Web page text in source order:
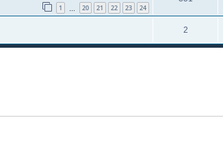
1 20 21 22 23 24
2